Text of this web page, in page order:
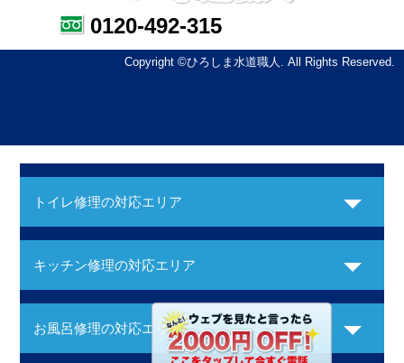
0120-492-315
Copyright ©ひろしま水道職人. All Rights Reserved.
トイレ修理の対応エリア
キッチン修理の対応エリア
お風呂修理の対応エリア